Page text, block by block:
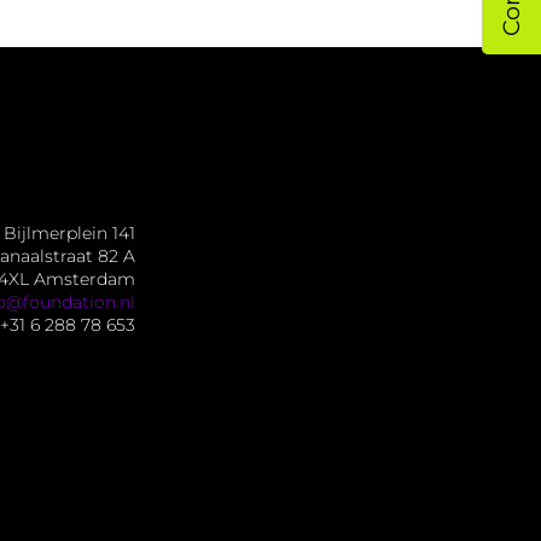
141
82 A
Amsterdam
6 288 78 653